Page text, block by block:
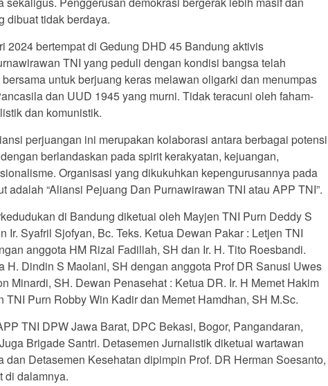
dibuat tidak berdaya.
2024 bertempat di Gedung DHD 45 Bandung aktivis
TNI yang peduli dengan kondisi bangsa telah
untuk berjuang keras melawan oligarki dan menumpas
dan UUD 1945 yang murni. Tidak teracuni oleh faham-
dan komunistik.
perjuangan ini merupakan kolaborasi antara berbagai potensi
berlandaskan pada spirit kerakyatan, kejuangan,
Organisasi yang dikukuhkan kepengurusannya pada
adalah “Aliansi Pejuang Dan Purnawirawan TNI atau APP TNI”.
di Bandung diketuai oleh Mayjen TNI Purn Deddy S
Ir. Syafril Sjofyan, Bc. Teks. Ketua Dewan Pakar : Letjen TNI
anggota HM Rizal Fadillah, SH dan Ir. H. Tito Roesbandi.
H. Dindin S Maolani, SH dengan anggota Prof DR Sanusi Uwes
Minardi, SH. Dewan Penasehat : Ketua DR. Ir. H Memet Hakim
TNI Purn Robby Win Kadir dan Memet Hamdhan, SH M.Sc.
TNI DPW Jawa Barat, DPC Bekasi, Bogor, Pangandaran,
Brigade Santri. Detasemen Jurnalistik diketuai wartawan
dan Detasemen Kesehatan dipimpin Prof. DR Herman Soesanto,
di dalamnya.